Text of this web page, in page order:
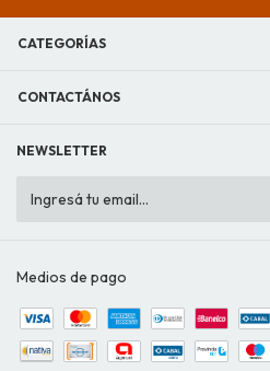
CATEGORÍAS
CONTACTÁNOS
NEWSLETTER
Medios de pago